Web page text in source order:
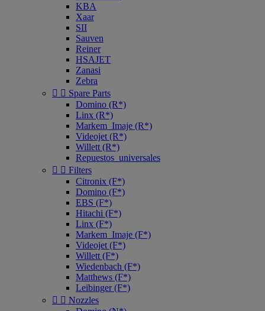
KBA
Xaar
SII
Sauven
Reiner
HSAJET
Zanasi
Zebra
  Spare Parts
Domino (R*)
Linx (R*)
Markem_Imaje (R*)
Videojet (R*)
Willett (R*)
Repuestos_universales
  Filters
Citronix (F*)
Domino (F*)
EBS (F*)
Hitachi (F*)
Linx (F*)
Markem_Imaje (F*)
Videojet (F*)
Willett (F*)
Wiedenbach (F*)
Matthews (F*)
Leibinger (F*)
  Nozzles